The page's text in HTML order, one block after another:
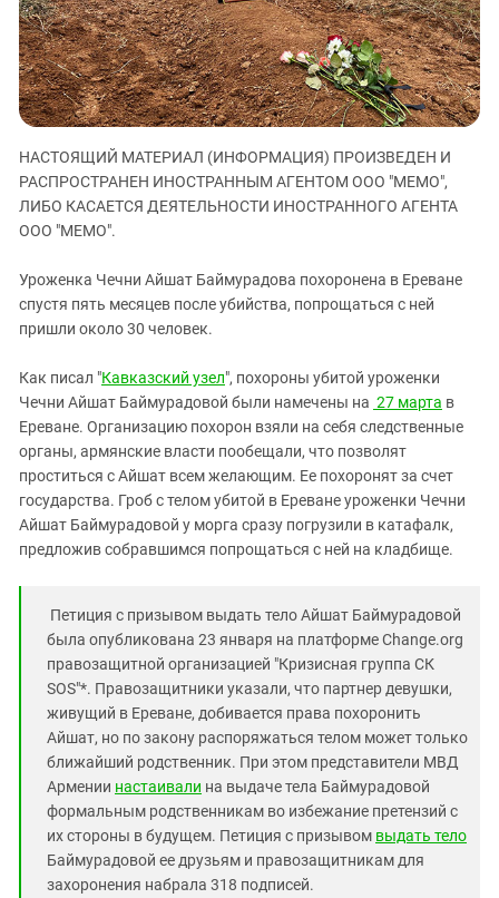
ЗАСТАВЛЯЕТ
КАВКАЗ ЗА ПАЛЕСТИНУ
ИНАКОМЫСЛИЕ В ЧЕЧНЕ
ПРЕСЛЕДОВАНИЕ АКТИВИСТОВ
МОБИЛИЗАЦИЯ И ПРОТЕСТЫ
Дагестан
Ингушетия
Кабардино-Балкария
Калмыкия
Карачаево-Черкесия
Краснодарский край
Нагорный Карабах
Северная Осетия - Алания
Ставропольский край
Чечня
Южная Осетия
Южный Кавказ
НАСТОЯЩИЙ МАТЕРИАЛ (ИНФОРМАЦИЯ) ПРОИЗВЕДЕН И
РАСПРОСТРАНЕН ИНОСТРАННЫМ АГЕНТОМ ООО "МЕМО",
ЛИБО КАСАЕТСЯ ДЕЯТЕЛЬНОСТИ ИНОСТРАННОГО АГЕНТА
ООО "МЕМО".
Уроженка Чечни Айшат Баймурадова похоронена в Ереване
спустя пять месяцев после убийства, попрощаться с ней
пришли около 30 человек.
Как писал "Кавказский узел", похороны убитой уроженки
Чечни Айшат Баймурадовой были намечены на 27 марта в
Ереване. Организацию похорон взяли на себя следственные
органы, армянские власти пообещали, что позволят
проститься с Айшат всем желающим. Ее похоронят за счет
государства. Гроб с телом убитой в Ереване уроженки Чечни
Айшат Баймурадовой у морга сразу погрузили в катафалк,
предложив собравшимся попрощаться с ней на кладбище.
Петиция с призывом выдать тело Айшат Баймурадовой
была опубликована 23 января на платформе Change.org
правозащитной организацией "Кризисная группа СК
SOS"*. Правозащитники указали, что партнер девушки,
живущий в Ереване, добивается права похоронить
Айшат, но по закону распоряжаться телом может только
ближайший родственник. При этом представители МВД
Армении настаивали на выдаче тела Баймурадовой
формальным родственникам во избежание претензий с
их стороны в будущем. Петиция с призывом выдать тело
Баймурадовой ее друзьям и правозащитникам для
захоронения набрала 318 подписей.